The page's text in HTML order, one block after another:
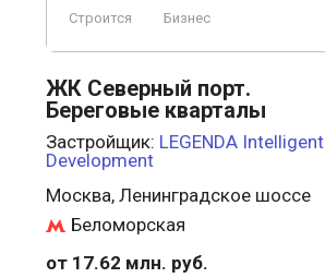
Строится Бизнес
ЖК Северный порт.
Береговые кварталы
Застройщик: LEGENDA Intelligent
Development
Москва, Ленинградское шоссе
Беломорская
от 17.62 млн. руб.